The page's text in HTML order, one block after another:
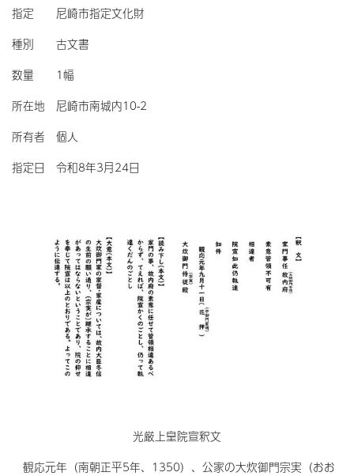
指定 尼崎市指定文化財
種別 古文書
数量 1幅
所在地 尼崎市南城内10-2
所有者 個人
指定日 令和8年3月24日
光厳上皇院宣釈文
観応元年（南朝正平5年、1350）、公家の大炊御門宗実（おお